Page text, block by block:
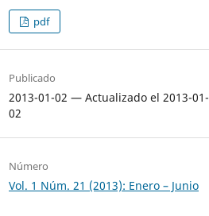
pdf
Publicado
2013-01-02 — Actualizado el 2013-01-
02
Número
Vol. 1 Núm. 21 (2013): Enero – Junio